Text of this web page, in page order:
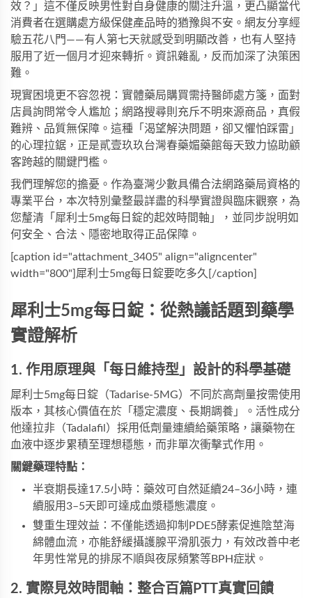
效？」這不僅反映男性對自身健康的關注升溫，更凸顯當代
消費者在選購處方級保健產品時的猶豫與不安。網友分享經
驗五花八門——有人第七天就感受到明顯改善，也有人堅持
服用了近一個月才迎來轉折。資訊雜亂，反而加深了決策困
難。
現實困境更不容忽視：實體藥局購買需持醫師處方箋，面對
店員詢問常令人尷尬；網路搜尋則充斥不明來源商品，真假
難辨、品質無保障。這種「渴望解決問題，卻又懼怕踩雷」
的心理拉鋸，正是貳壹玖玖台灣春藥媚藥館每天致力協助顧
客跨越的關鍵門檻。
我們理解您的擔憂。作為臺灣少數具備合法網路藥局資格的
專業平台，本次特別彙整最詳盡的科學實證與臨床觀察，為
您釐清「 犀利士5mg每日錠的起效時間軸」，並同步說明如
何安全、合法、隱密地取得正品保障。
[caption id="attachment_3405" align="aligncenter"
width="800"]犀利士5mg每日錠要吃多久[/caption]
犀利士5mg每日錠：從熱議話題到藥學
實證解析
1. 作用原理與「每日維持型」設計的科學基礎
犀利士5mg每日錠 （Tadarise-5MG）不同於高劑量按需使用
版本，其核心價值在於「穩定濃度、長期調養」。活性成分
他達拉非（Tadalafil）採用低劑量連續給藥策略，讓藥物在
血液中逐步累積至理想穩態，而非單次衝擊式作用。
關鍵藥理特點：
半衰期長達17.5小時：藥效可自然延續24–36小時，連
續服用3–5天即可達成血漿穩態濃度。
雙重生理效益：不僅能透過抑制PDE5酵素促進陰莖海
綿體血流，亦能舒緩攝護腺平滑肌張力，有效改善中老
年男性常見的排尿不順與夜尿頻繁等BPH症狀。
2. 實際見效時間軸：整合百篇PTT真實回饋